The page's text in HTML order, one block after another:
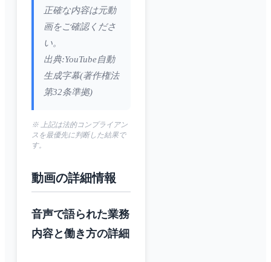
正確な内容は元動
画をご確認くださ
い。
出典:YouTube自動
生成字幕(著作権法
第32条準拠)
※ 上記は法的コンプライアン
スを最優先に判断した結果で
す。
動画の詳細情報
音声で語られた業務
内容と働き方の詳細